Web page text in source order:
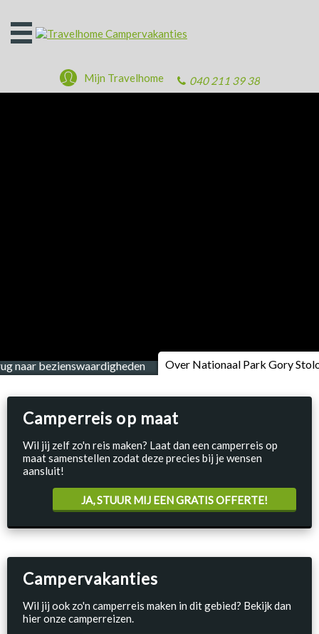
Open
het
040 211 39 38
Mijn Travelhome
naar bezienswaardigheden Over Nationaal Park Gory
Camperreis op maat
Wil jij zelf zo'n reis maken? Laat dan een camperreis op
maat samenstellen zodat deze precies bij je wensen
aansluit!
JA, STUUR MIJ EEN GRATIS OFFERTE!
Campervakanties
Wil jij ook zo'n camperreis maken in dit gebied? Bekijk dan
hier onze camperreizen.